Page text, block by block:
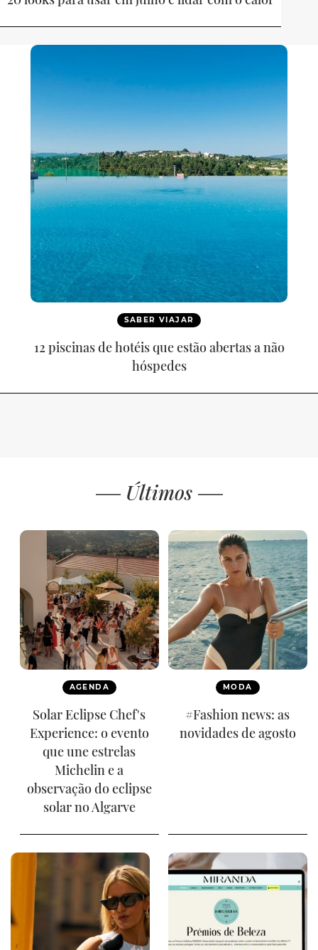
SABER VIAJAR
12 piscinas de hotéis que estão abertas a não
hóspedes
Últimos
AGENDA
Solar Eclipse Chef's
Experience: o evento
que une estrelas
Michelin e a
observação do eclipse
solar no Algarve
MODA
#Fashion news: as
novidades de agosto